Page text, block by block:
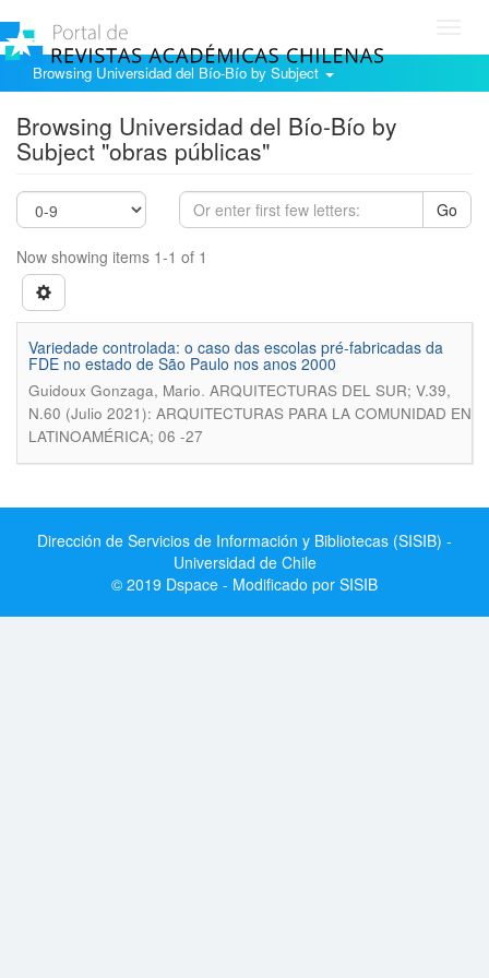
Browsing Universidad del Bío-Bío by Subject
Browsing Universidad del Bío-Bío by
Subject "obras públicas"
Go
Now showing items 1-1 of 1
Variedade controlada: o caso das escolas pré-fabricadas da
FDE no estado de São Paulo nos anos 2000
Guidoux Gonzaga, Mario. ARQUITECTURAS DEL SUR; V.39,
N.60 (Julio 2021): ARQUITECTURAS PARA LA COMUNIDAD EN
LATINOAMÉRICA; 06 -27
Dirección de Servicios de Información y Bibliotecas (SISIB) -
Universidad de Chile
© 2019 Dspace - Modificado por SISIB